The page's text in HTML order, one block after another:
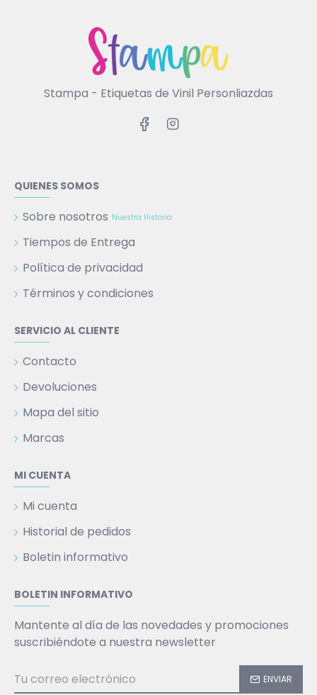
Stampa - Etiquetas de Vinil Personliazdas
QUIENES SOMOS
Sobre nosotros Nuestra Historia
Tiempos de Entrega
Política de privacidad
Términos y condiciones
SERVICIO AL CLIENTE
Contacto
Devoluciones
Mapa del sitio
Marcas
MI CUENTA
Mi cuenta
Historial de pedidos
Boletin informativo
BOLETIN INFORMATIVO
Mantente al día de las novedades y promociones
suscribiéndote a nuestra newsletter
ENVIAR